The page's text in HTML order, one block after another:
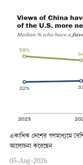
একাধিক দেশের গণমাধ্যমে
আলোচনা করেছেন
05-Aug-2026